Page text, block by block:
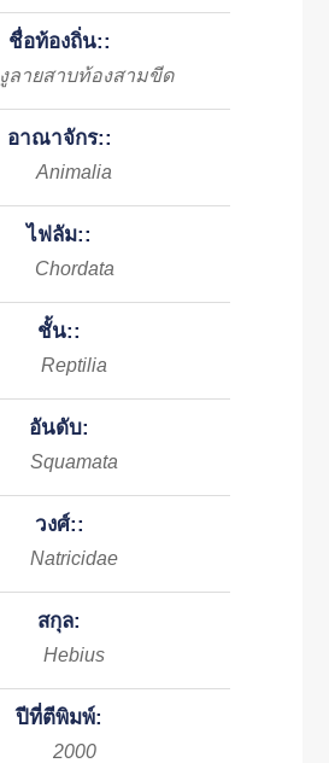
ชื่อท้องถิ่น::
งูลายสาบท้องสามขีด
อาณาจักร::
Animalia
ไฟลัม::
Chordata
ชั้น::
Reptilia
อันดับ:
Squamata
วงศ์::
Natricidae
สกุล:
Hebius
ปีที่ตีพิมพ์:
2000